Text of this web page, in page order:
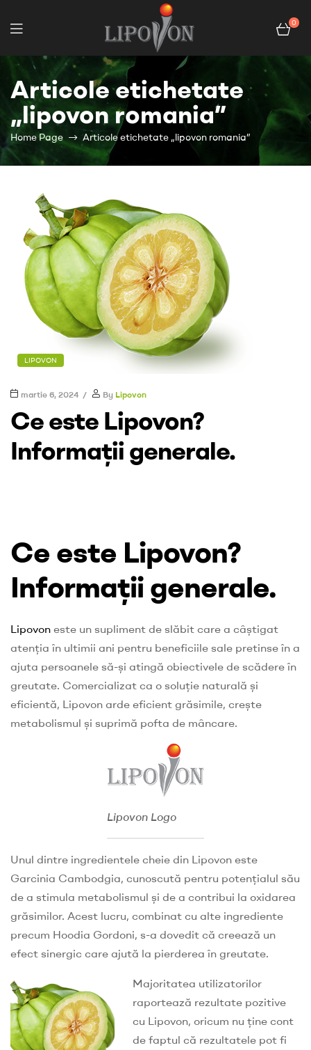
0
Articole etichetate
„lipovon romania”
Home Page Articole etichetate „lipovon romania”
LIPOVON
martie 6, 2024 By Lipovon
Ce este Lipovon?
Informații generale.
Ce este Lipovon?
Informații generale.
Lipovon este un supliment de slăbit care a câștigat
atenția în ultimii ani pentru beneficiile sale pretinse în a
ajuta persoanele să-și atingă obiectivele de scădere în
greutate. Comercializat ca o soluție naturală și
eficientă, Lipovon arde eficient grăsimile, crește
metabolismul și suprimă pofta de mâncare.
Lipovon Logo
Unul dintre ingredientele cheie din Lipovon este
Garcinia Cambodgia, cunoscută pentru potențialul său
de a stimula metabolismul și de a contribui la oxidarea
grăsimilor. Acest lucru, combinat cu alte ingrediente
precum Hoodia Gordoni, s-a dovedit că creează un
efect sinergic care ajută la pierderea în greutate.
Majoritatea utilizatorilor
raportează rezultate pozitive
cu Lipovon, oricum nu ține cont
de faptul că rezultatele pot fi